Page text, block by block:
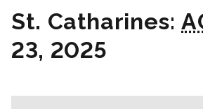
St. Catharines:
23, 2025